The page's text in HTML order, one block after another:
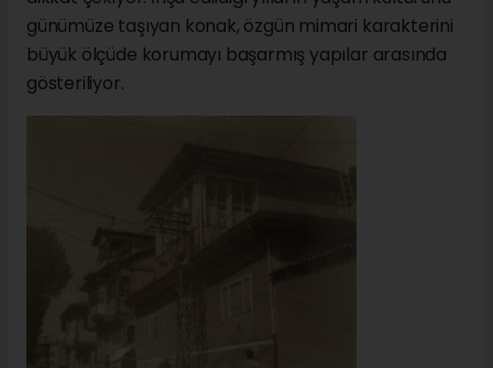
günümüze taşıyan konak, özgün mimari karakterini
büyük ölçüde korumayı başarmış yapılar arasında
gösteriliyor.